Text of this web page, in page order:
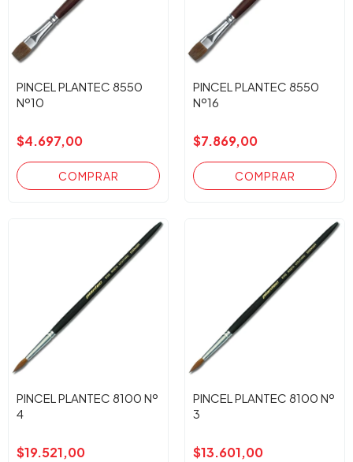
PINCEL PLANTEC 8550
Nº10
$4.697,00
PINCEL PLANTEC 8550
Nº16
$7.869,00
PINCEL PLANTEC 8100 Nº
4
$19.521,00
PINCEL PLANTEC 8100 Nº
3
$13.601,00